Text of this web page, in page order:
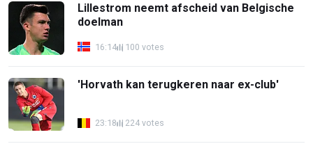
Lillestrom neemt afscheid van Belgische
doelman
16:14 100 votes
'Horvath kan terugkeren naar ex-club'
23:18 224 votes